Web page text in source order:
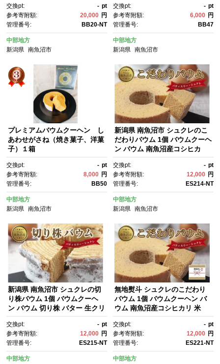
魚沼市 ナトゥーラセット 計4箱
交換pt: - pt
参考寄附額:
20,000 円
管理番号:
BB20-NT
中部地方
新潟県
南魚沼市
交換pt: - pt
参考寄附額:
6,000 円
管理番号:
BB47
中部地方
新潟県 南魚沼市
プレミアムバウムクーヘン し
あわせがさね（焼き菓子、洋菓
子）１箱
交換pt: - pt
参考寄附額:
8,000 円
管理番号:
BB50
中部地方
新潟県
南魚沼市
新潟県 南魚沼市 シュクレのこ
だわりバウム 1個 バウムクーヘ
ン バウム 南魚沼産コシヒカ
モンドミルク アーモンド 発酵
バター 洋菓子 お菓子 菓子 手土
産 スイーツ 贈り物 ギフト
交換pt: - pt
参考寄附額:
12,000 円
管理番号:
ES214-NT
中部地方
新潟県 南魚沼市
新潟県 南魚沼市 シュクレの切
り株バウム 1個 バウムクーヘ
ン バウム 切り株 バター 生クリ
菓子 お菓子 菓子 手土産 スイー
ツ 贈り物 ギフト
交換pt: - pt
参考寄附額:
12,000 円
管理番号:
ES215-NT
中部地方
無地熨斗 シュクレのこだわり
バウム 1個 バウムクーヘン バ
ウム 南魚沼産コシヒカリ 米
ドミルク アーモンド 発酵バタ
ー 洋菓子 お菓子 菓子 手土
産 スイーツ 贈り物 ギフト 熨
斗 新潟県 南魚沼市
交換pt: - pt
参考寄附額:
12,000 円
管理番号:
ES221-NT
中部地方